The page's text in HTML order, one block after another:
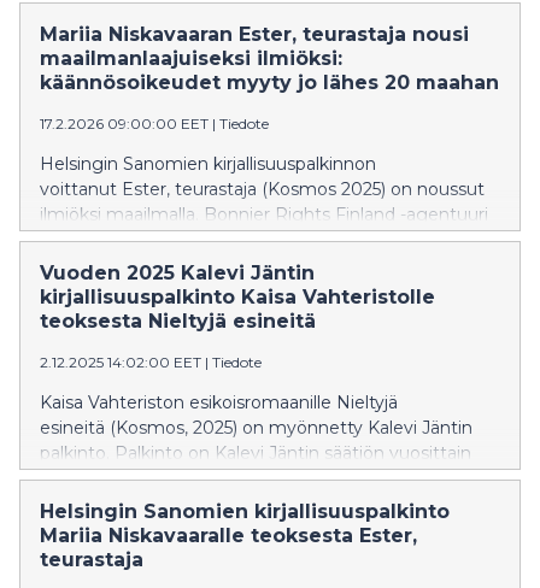
Mariia Niskavaaran Ester, teurastaja nousi
maailmanlaajuiseksi ilmiöksi:
käännösoikeudet myyty jo lähes 20 maahan
17.2.2026 09:00:00 EET | Tiedote
Helsingin Sanomien kirjallisuuspalkinnon
voittanut Ester, teurastaja (Kosmos 2025) on noussut
ilmiöksi maailmalla. Bonnier Rights Finland -agentuuri
on myynyt teoksen käännösoikeudet jo lähes 20
maahan. Kustantajat eri puolilla maailmaa kuhisevat
suomalaisesta kirjallisesta ilmiöstä ja oikeudet on
myyty ennennäkemättömän nopeasti.
Vuoden 2025 Kalevi Jäntin
kirjallisuuspalkinto Kaisa Vahteristolle
teoksesta Nieltyjä esineitä
2.12.2025 14:02:00 EET | Tiedote
Kaisa Vahteriston esikoisromaanille Nieltyjä
esineitä (Kosmos, 2025) on myönnetty Kalevi Jäntin
palkinto. Palkinto on Kalevi Jäntin säätiön vuosittain
nuorille kirjailijoille myöntämä tunnustus.
Helsingin Sanomien kirjallisuuspalkinto
Mariia Niskavaaralle teoksesta Ester,
teurastaja